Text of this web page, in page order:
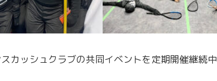
カッシュクラブの共同イベントを定期開催継続中